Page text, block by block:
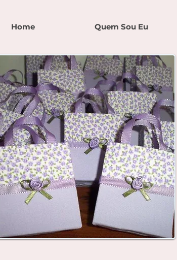
Home Quem Sou Eu